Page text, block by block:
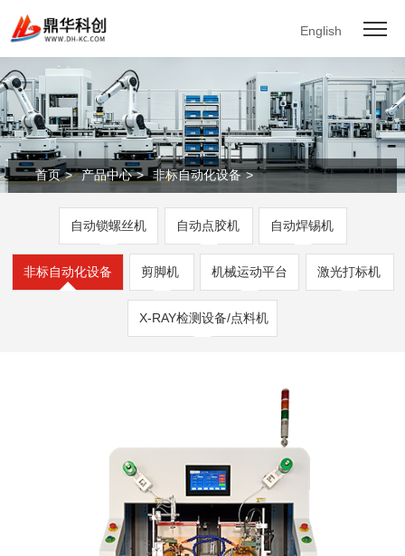
English
首页 > 产品中心 > 非标自动化设备 >
自动锁螺丝机 自动点胶机 自动焊锡机
非标自动化设备 剪脚机 机械运动平台 激光打标机
X-RAY检测设备/点料机